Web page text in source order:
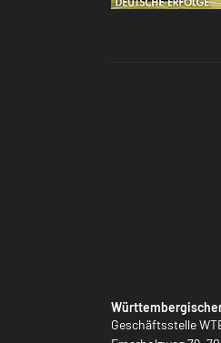
Geschäftsstelle